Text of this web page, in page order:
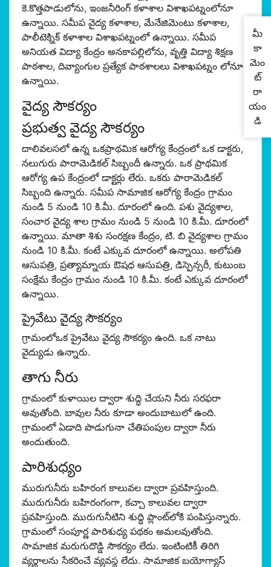
కె.కొత్తపాడులోను, ఇంజనీరింగ్ కళాశాల విశాఖపట్నంలోనూ
ఉన్నాయి. సమీప వైద్య కళాశాల, మేనేజిమెంటు కళాశాల,
పాలీటెక్నిక్ కళాశాల విశాఖపట్నంలో ఉన్నాయి. సమీప
అనియత విద్యా కేంద్రం అనకాపల్లిలోను, వృత్తి విద్యా శిక్షణ
పాఠశాల, దివ్యాంగుల ప్రత్యేక పాఠశాల‌లు విశాఖపట్నం లోనూ
ఉన్నాయి.
వైద్య సౌకర్యం
ప్రభుత్వ వైద్య సౌకర్యం
దాలివలసలో ఉన్న ఒకప్రాథమిక ఆరోగ్య కేంద్రంలో ఒక డాక్టరు,
నలుగురు పారామెడికల్ సిబ్బందీ ఉన్నారు. ఒక ప్రాథమిక
ఆరోగ్య ఉప కేంద్రంలో డాక్టర్లు లేరు. ఒకరు పారామెడికల్
సిబ్బంది ఉన్నారు. సమీప సామాజిక ఆరోగ్య కేంద్రం గ్రామం
నుండి 5 నుండి 10 కి.మీ. దూరంలో ఉంది. పశు వైద్యశాల,
సంచార వైద్య శాల గ్రామం నుండి 5 నుండి 10 కి.మీ. దూరంలో
ఉన్నాయి. మాతా శిశు సంరక్షణ కేంద్రం, టి. బి వైద్యశాల గ్రామం
నుండి 10 కి.మీ. కంటే ఎక్కువ దూరంలో ఉన్నాయి. అలోపతి
ఆసుపత్రి, ప్రత్యామ్నాయ ఔషధ ఆసుపత్రి, డిస్పెన్సరీ, కుటుంబ
సంక్షేమ కేంద్రం గ్రామం నుండి 10 కి.మీ. కంటే ఎక్కువ దూరంలో
ఉన్నాయి.
ప్రైవేటు వైద్య సౌకర్యం
గ్రామంలోఒక ప్రైవేటు వైద్య సౌకర్యం ఉంది. ఒక నాటు
వైద్యుడు ఉన్నారు.
తాగు నీరు
గ్రామంలో కుళాయిల ద్వారా శుద్ధి చేయని నీరు సరఫరా
అవుతోంది. బావుల నీరు కూడా అందుబాటులో ఉంది.
గ్రామంలో ఏడాది పొడుగునా చేతిపంపుల ద్వారా నీరు
అందుతుంది.
పారిశుధ్యం
మురుగునీరు బహిరంగ కాలువల ద్వారా ప్రవహిస్తుంది.
మురుగునీరు బహిరంగంగా, కచ్చా కాలువల ద్వారా
ప్రవహిస్తుంది. మురుగునీటిని శుద్ధి ప్లాంట్‌లోకి పంపిస్తున్నారు.
గ్రామంలో సంపూర్ణ పారిశుధ్య పథకం అమలవుతోంది.
సామాజిక మరుగుదొడ్డి సౌకర్యం లేదు. ఇంటింటికీ తిరిగి
వ్యర్థాలను సేకరించే వ్యవస్థ లేదు. సామాజిక బయోగ్యాస్
మీ
కా
మెం
ట్
రా
యం
డి